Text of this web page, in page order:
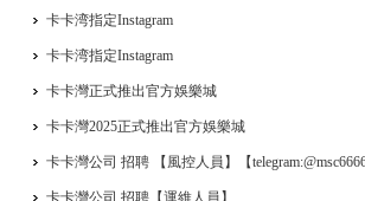
卡卡湾指定Instagram
卡卡湾指定Instagram
卡卡灣正式推出官方娛樂城
卡卡灣2025正式推出官方娛樂城
卡卡灣公司 招聘 【風控人員】【
卡卡灣公司 招聘【運維人員】